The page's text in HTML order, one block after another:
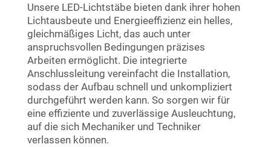
Unsere LED-Lichtstäbe bieten dank ihrer hohen
Lichtausbeute und Energieeffizienz ein helles,
gleichmäßiges Licht, das auch unter
anspruchsvollen Bedingungen präzises
Arbeiten ermöglicht. Die integrierte
Anschlussleitung vereinfacht die Installation,
sodass der Aufbau schnell und unkompliziert
durchgeführt werden kann. So sorgen wir für
eine effiziente und zuverlässige Ausleuchtung,
auf die sich Mechaniker und Techniker
verlassen können.